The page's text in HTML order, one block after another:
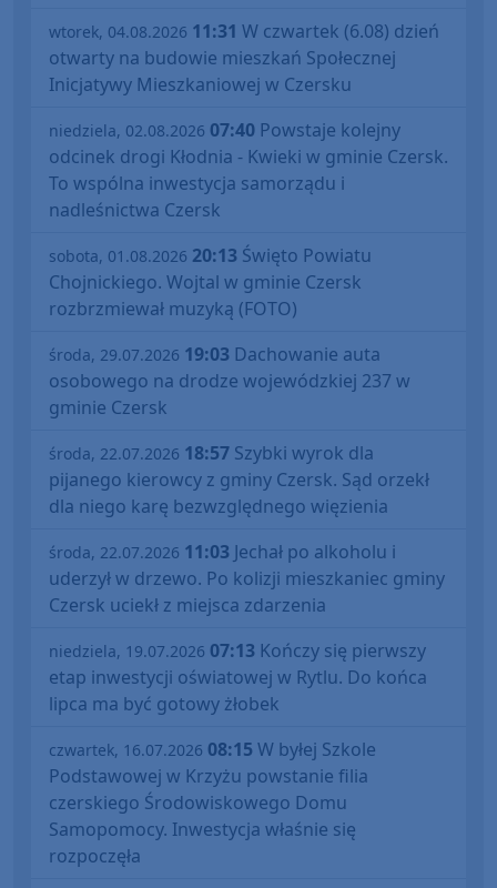
wtorek, 04.08.2026 11:31 W czwartek (6.08) dzień
otwarty na budowie mieszkań Społecznej
Inicjatywy Mieszkaniowej w Czersku
niedziela, 02.08.2026 07:40 Powstaje kolejny
odcinek drogi Kłodnia - Kwieki w gminie Czersk.
To wspólna inwestycja samorządu i
nadleśnictwa Czersk
sobota, 01.08.2026 20:13 Święto Powiatu
Chojnickiego. Wojtal w gminie Czersk
rozbrzmiewał muzyką (FOTO)
środa, 29.07.2026 19:03 Dachowanie auta
osobowego na drodze wojewódzkiej 237 w
gminie Czersk
środa, 22.07.2026 18:57 Szybki wyrok dla
pijanego kierowcy z gminy Czersk. Sąd orzekł
dla niego karę bezwzględnego więzienia
środa, 22.07.2026 11:03 Jechał po alkoholu i
uderzył w drzewo. Po kolizji mieszkaniec gminy
Czersk uciekł z miejsca zdarzenia
niedziela, 19.07.2026 07:13 Kończy się pierwszy
etap inwestycji oświatowej w Rytlu. Do końca
lipca ma być gotowy żłobek
czwartek, 16.07.2026 08:15 W byłej Szkole
Podstawowej w Krzyżu powstanie filia
czerskiego Środowiskowego Domu
Samopomocy. Inwestycja właśnie się
rozpoczęła